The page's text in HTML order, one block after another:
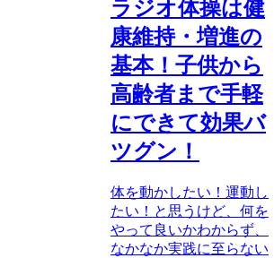
ラジオ体操は健
康維持・増進の
基本！子供から
高齢者まで手軽
にできて効果バ
ツグン！
体を動かしたい！運動し
たい！と思うけど、何を
やって良いかわからず、
なかなか実践に至らない